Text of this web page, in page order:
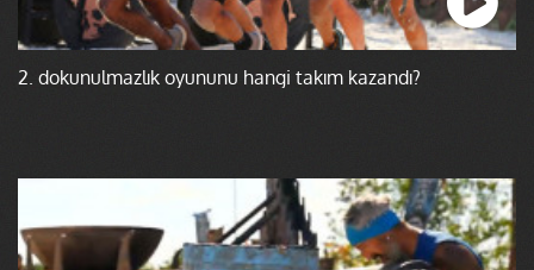
2. dokunulmazlık oyununu hangi takım kazandı?